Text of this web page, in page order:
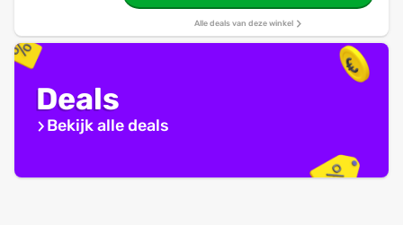
Alle deals van deze winkel
Deals
Bekijk alle deals